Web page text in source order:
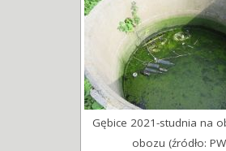
Gębice 2021-studnia na
obozu (źródło: